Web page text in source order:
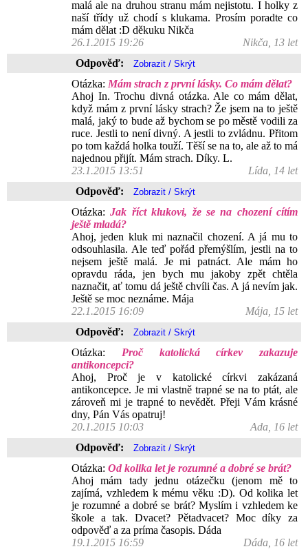
malá ale na druhou stranu mám nejistotu. I holky z
naší třídy už chodí s klukama. Prosím poradte co
mám dělat :D děkuku Nikča
26.1.2015 19:26
Nikča, 13 let
Odpověď:
Otázka: Mám strach z první lásky. Co mám dělat?
Ahoj In. Trochu divná otázka. Ale co mám dělat,
když mám z první lásky strach? Že jsem na to ještě
malá, jaký to bude až bychom se po městě vodili za
ruce. Jestli to není divný. A jestli to zvládnu. Přitom
po tom každá holka touží. Těší se na to, ale až to má
najednou přijít. Mám strach. Díky. L.
23.1.2015 13:51
Lída, 14 let
Odpověď:
Otázka:Jak říct klukovi, že se na chození cítím
ještě mladá?
Ahoj, jeden kluk mi naznačil chození. A já mu to
odsouhlasila. Ale teď pořád přemýšlím, jestli na to
nejsem ještě malá. Je mi patnáct. Ale mám ho
opravdu ráda, jen bych mu jakoby zpět chtěla
naznačit, ať tomu dá ještě chvíli čas. A já nevím jak.
Ještě se moc neznáme. Mája
22.1.2015 16:09
Mája, 15 let
Odpověď:
Otázka: Proč katolická církev zakazuje
antikoncepci?
Ahoj, Proč je v katolické církvi zakázaná
antikoncepce. Je mi vlastně trapné se na to ptát, ale
zároveň mi je trapné to nevědět. Přeji Vám krásné
dny, Pán Vás opatruj!
20.1.2015 10:03
Ada, 16 let
Odpověď:
Otázka: Od kolika let je rozumné a dobré se brát?
Ahoj mám tady jednu otázečku (jenom mě to
zajímá, vzhledem k mému věku :D). Od kolika let
je rozumné a dobré se brát? Myslím i vzhledem ke
škole a tak. Dvacet? Pětadvacet? Moc díky za
odpověď a za príma časopis. Dáda
19.1.2015 16:59
Dáda, 16 let